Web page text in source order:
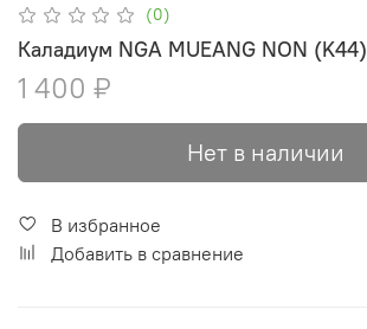
(0)
Каладиум NGA MUEANG NON (K44)
1 400 ₽
Нет в наличии
В избранное
Добавить в сравнение